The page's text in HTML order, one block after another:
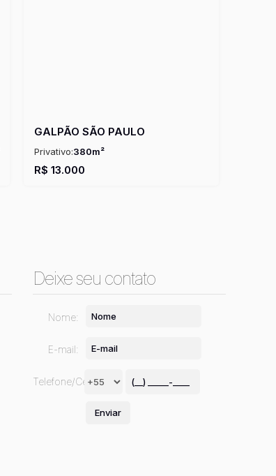
GALPÃO SÃO PAULO
R$ 13.000
Privativo:380m²
Deixe seu contato
Nome:
E-mail:
Telefone/Celular: